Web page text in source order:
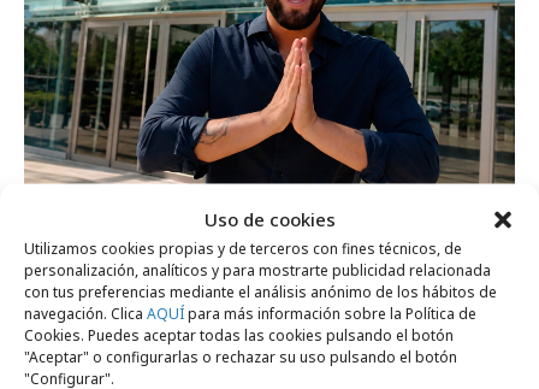
Uso de cookies
Utilizamos cookies propias y de terceros con fines técnicos, de
personalización, analíticos y para mostrarte publicidad relacionada
con tus preferencias mediante el análisis anónimo de los hábitos de
navegación. Clica AQUÍpara más información sobre la Política de
Cookies. Puedes aceptar todas las cookies pulsando el botón
"Aceptar" o configurarlas o rechazar su uso pulsando el botón
"Configurar".
Samsung cuela al tiktoker Javi Hoyos en
LinkedIn
Opinión